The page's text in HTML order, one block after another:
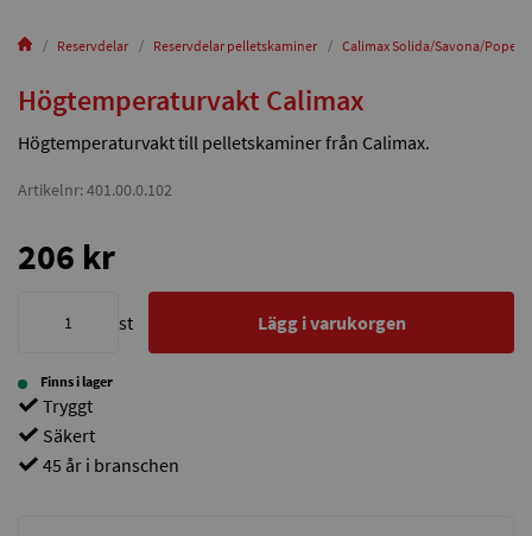
Reservdelar Reservdelar pelletskaminer Calimax Solida/Savona/Popers
Högtemperaturvakt Calimax
Högtemperaturvakt till pelletskaminer från Calimax.
Artikelnr: 401.00.0.102
206 kr
st Lägg i varukorgen
Finns i lager
Tryggt
Säkert
45 år i branschen